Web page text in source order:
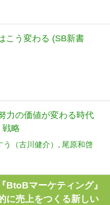
こう変わる (SB新書
力の価値が変わる時代
戦略
う（古川健介） 尾原和啓
BtoBマーケティング』
に売上をつくる新しい